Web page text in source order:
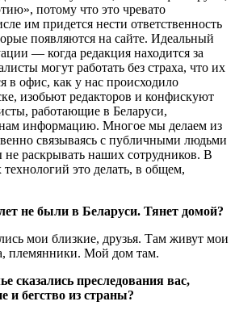
потому что это чревато
им придется нести ответственность
появляются на сайте. Идеальный
— когда редакция находится за
могут работать без страха, что их
в офис, как у нас происходило
изобьют редакторов и конфискуют
работающие в Беларуси,
информацию. Многое мы делаем из
связываясь с публичными людьми
раскрывать наших сотрудников. В
это делать, в общем,
не были в Беларуси. Тянет домой?
мои близкие, друзья. Там живут мои
племянники. Мой дом там.
сказались преследования вас,
и бегство из страны?